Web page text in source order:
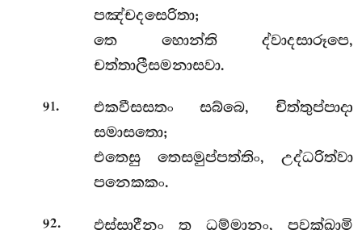
පඤ්චදසෙරිතා;
තෙ හොන්ති ද්වාදසාරූපෙ,
චත්තාලීසමනාසවා.
91.
එකවීසසතං සබ්බෙ, චිත්තුප්පාදා
සමාසතො;
එතෙසු තෙසමුප්පත්තිං, උද්ධරිත්වා
පනෙකකං.
92.
ඵස්සාදීනං තු ධම්මානං, පවක්ඛාමි